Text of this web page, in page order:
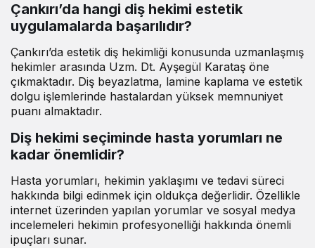
Çankırı’da hangi diş hekimi estetik
uygulamalarda başarılıdır?
Çankırı’da estetik diş hekimliği konusunda uzmanlaşmış
hekimler arasında Uzm. Dt. Ayşegül Karataş öne
çıkmaktadır. Diş beyazlatma, lamine kaplama ve estetik
dolgu işlemlerinde hastalardan yüksek memnuniyet
puanı almaktadır.
Diş hekimi seçiminde hasta yorumları ne
kadar önemlidir?
Hasta yorumları, hekimin yaklaşımı ve tedavi süreci
hakkında bilgi edinmek için oldukça değerlidir. Özellikle
internet üzerinden yapılan yorumlar ve sosyal medya
incelemeleri hekimin profesyonelliği hakkında önemli
ipuçları sunar.